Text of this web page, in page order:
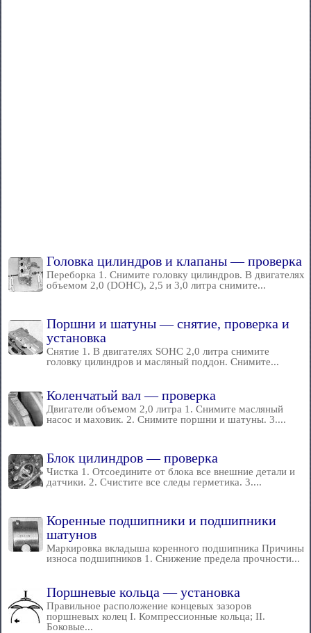
Головка цилиндров и клапаны — проверка
Переборка 1. Снимите головку цилиндров. В двигателях
объемом 2,0 (DOHC), 2,5 и 3,0 литра снимите...
Поршни и шатуны — снятие, проверка и
установка
Снятие 1. В двигателях SOHC 2,0 литра снимите
головку цилиндров и масляный поддон. Снимите...
Коленчатый вал — проверка
Двигатели объемом 2,0 литра 1. Снимите масляный
насос и маховик. 2. Снимите поршни и шатуны. 3....
Блок цилиндров — проверка
Чистка 1. Отсоедините от блока все внешние детали и
датчики. 2. Счистите все следы герметика. 3....
Коренные подшипники и подшипники
шатунов
Маркировка вкладыша коренного подшипника Причины
износа подшипников 1. Снижение предела прочности...
Поршневые кольца — установка
Правильное расположение концевых зазоров
поршневых колец I. Компрессионные кольца; II.
Боковые...